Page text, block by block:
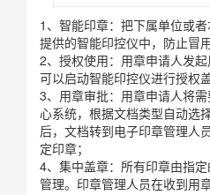
1、智能印章：把下属单位或
提供的智能印控仪中，防止冒
2、授权使用：用章申请人发
可以启动智能印控仪进行授权盖
3、用章审批：用章申请人将
心系统，根据文档类型自动选
后，文档转到电子印章管理人
定印章；
4、集中盖章：所有印章由指
管理。印章管理人员在收到用